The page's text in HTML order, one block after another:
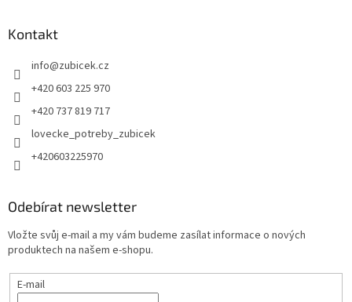
Kontakt
info@zubicek.cz
+420 603 225 970
+420 737 819 717
lovecke_potreby_zubicek
+420603225970
Odebírat newsletter
Vložte svůj e-mail a my vám budeme zasílat informace o nových
produktech na našem e-shopu.
E-mail